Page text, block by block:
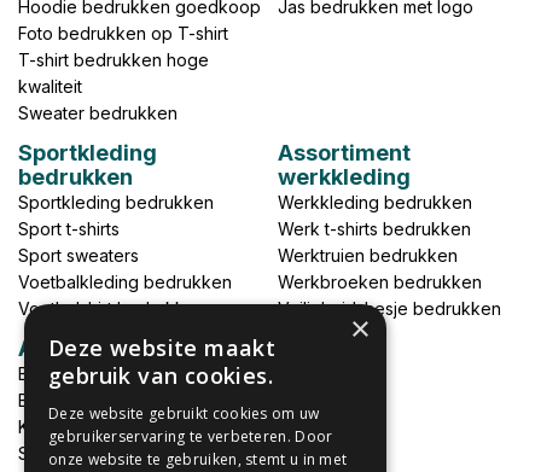
Hoodie bedrukken goedkoop
Foto bedrukken op T-shirt
T-shirt bedrukken hoge
kwaliteit
Sweater bedrukken
Jas bedrukken met logo
Sportkleding
bedrukken
Sportkleding bedrukken
Sport t-shirts
Sport sweaters
Voetbalkleding bedrukken
Voetbalshirt bedrukken
Assortiment
werkkleding
Werkkleding bedrukken
Werk t-shirts bedrukken
Werktruien bedrukken
Werkbroeken bedrukken
Veiligheidshesje bedrukken
Accessoires
Babykleding bedrukken
Broek bedrukken
Kapmantels bedrukken
Schort bedrukken
×
Deze website maakt
gebruik van cookies.
Deze website gebruikt cookies om uw
gebruikerservaring te verbeteren. Door
onze website te gebruiken, stemt u in met